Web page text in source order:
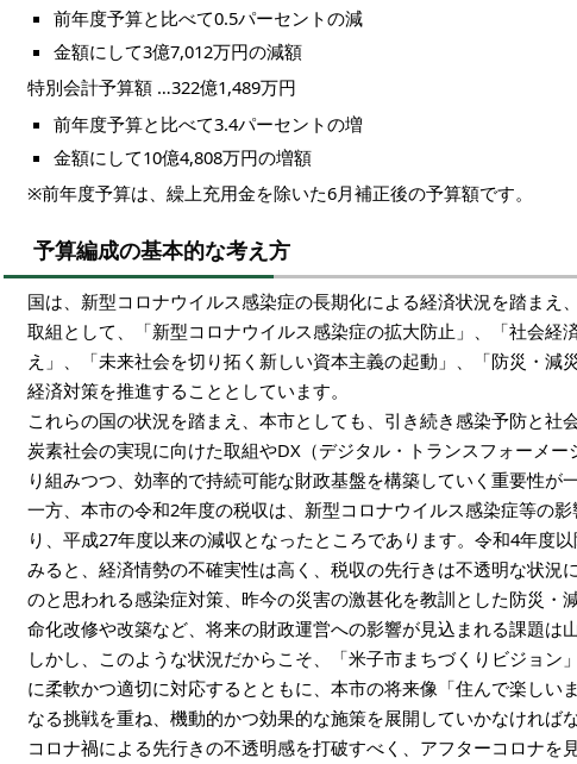
前年度予算と比べて0.5パーセントの減
金額にして3億7,012万円の減額
特別会計予算額 …322億1,489万円
前年度予算と比べて3.4パーセントの増
金額にして10億4,808万円の増額
※前年度予算は、繰上充用金を除いた6月補正後の予算額です。
予算編成の基本的な考え方
国は、新型コロナウイルス感染症の長期化による経済状況を踏まえ
取組として、「新型コロナウイルス感染症の拡大防止」、「社会経
え」、「未来社会を切り拓く新しい資本主義の起動」、「防災・減
経済対策を推進することとしています。
これらの国の状況を踏まえ、本市としても、引き続き感染予防と社
炭素社会の実現に向けた取組やDX（デジタル・トランスフォーメ
り組みつつ、効率的で持続可能な財政基盤を構築していく重要性が
一方、本市の令和2年度の税収は、新型コロナウイルス感染症等の
り、平成27年度以来の減収となったところであります。令和4年度
みると、経済情勢の不確実性は高く、税収の先行きは不透明な状況
のと思われる感染症対策、昨今の災害の激甚化を教訓とした防災・
命化改修や改築など、将来の財政運営への影響が見込まれる課題は
しかし、このような状況だからこそ、「米子市まちづくりビジョン
に柔軟かつ適切に対応するとともに、本市の将来像「住んで楽し
なる挑戦を重ね、機動的かつ効果的な施策を展開していかなければな
コロナ禍による先行きの不透明感を打破すべく、アフターコロナを